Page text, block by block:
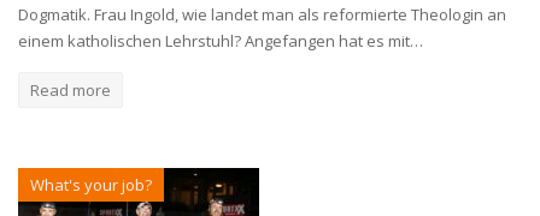
Dogmatik. Frau Ingold, wie landet man als reformierte Theologin an
einem katholischen Lehrstuhl? Angefangen hat es mit…
Read more
What's your job?